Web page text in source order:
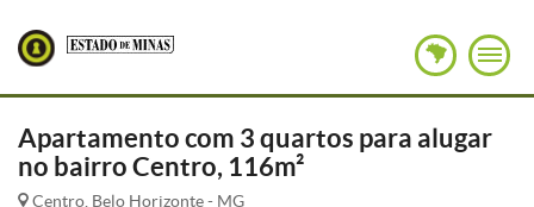
Apartamento com 3 quartos para alugar
no bairro Centro, 116m²
Centro, Belo Horizonte - MG